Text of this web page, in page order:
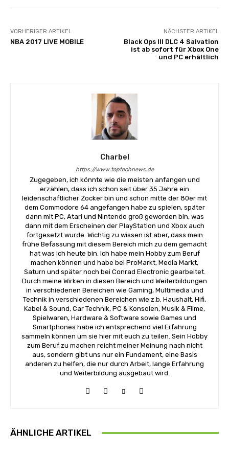
VORHERIGER ARTIKEL
NBA 2017 LIVE MOBILE
NÄCHSTER ARTIKEL
Black Ops III DLC 4 Salvation
ist ab sofort für Xbox One
und PC erhältlich
Charbel
https://www.toptechnews.de
Zugegeben, ich könnte wie die meisten anfangen und
erzählen, dass ich schon seit über 35 Jahre ein
leidenschaftlicher Zocker bin und schon mitte der 80er mit
dem Commodore 64 angefangen habe zu spielen, später
dann mit PC, Atari und Nintendo groß geworden bin, was
dann mit dem Erscheinen der PlayStation und Xbox auch
fortgesetzt wurde. Wichtig zu wissen ist aber, dass mein
frühe Befassung mit diesem Bereich mich zu dem gemacht
hat was ich heute bin. Ich habe mein Hobby zum Beruf
machen können und habe bei ProMarkt, Media Markt,
Saturn und später noch bei Conrad Electronic gearbeitet.
Durch meine Wirken in diesen Bereich und Weiterbildungen
in verschiedenen Bereichen wie Gaming, Multimedia und
Technik in verschiedenen Bereichen wie z.b. Haushalt, Hifi,
Kabel & Sound, Car Technik, PC & Konsolen, Musik & Filme,
Spielwaren, Hardware & Software sowie Games und
Smartphones habe ich entsprechend viel Erfahrung
sammeln können um sie hier mit euch zu teilen. Sein Hobby
zum Beruf zu machen reicht meiner Meinung nach nicht
aus, sondern gibt uns nur ein Fundament, eine Basis
anderen zu helfen, die nur durch Arbeit, lange Erfahrung
und Weiterbildung ausgebaut wird.
ÄHNLICHE ARTIKEL